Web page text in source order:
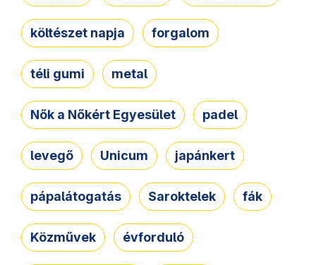
költészet napja forgalom
téli gumi metal
Nők a Nőkért Egyesület padel
levegő Unicum japánkert
pápalátogatás Saroktelek fák
Közművek évforduló